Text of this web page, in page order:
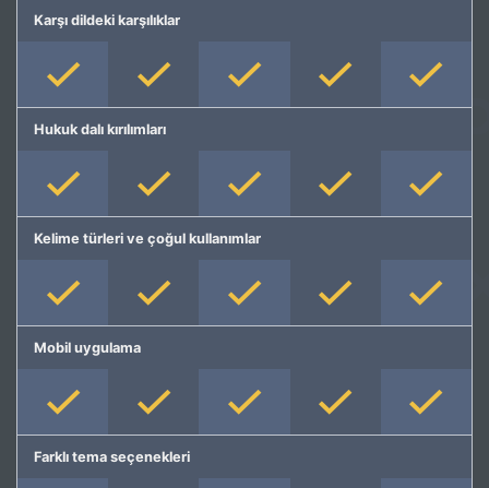
Karşı dildeki karşılıklar
Hukuk dalı kırılımları
Kelime türleri ve çoğul kullanımlar
Mobil uygulama
Farklı tema seçenekleri